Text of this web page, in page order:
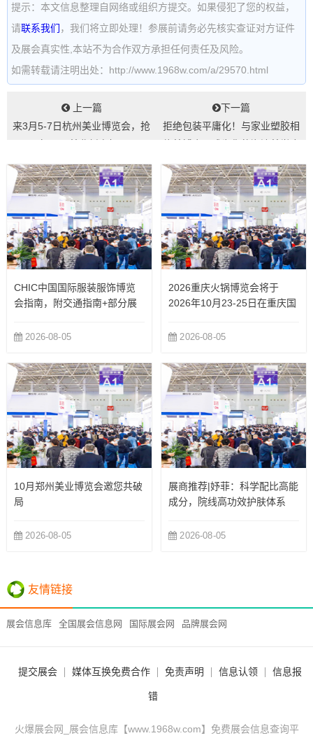
提示：本文信息整理自网络或组织方提交。如果侵犯了您的权益，
请联系我们 ，我们将立即处理！参展前请务必先核实查证对方证件
及展会真实性,本站不为合作双方承担任何责任及风险。
如需转载请注明出处：http://www.1968w.com/a/29570.html
上一篇
来3月5-7日杭州美业博览会，抢
下一篇
拒绝包装平庸化！与家业塑胶相
伙人~...
CHIC中国国际服装服饰博览
会指南，附交通指南+部分展
2026-08-05
2026重庆火锅博览会将于
2026年10月23-25日在重庆国
2026-08-05
10月郑州美业博览会邀您共破
局
2026-08-05
展商推荐|妤菲：科学配比高能
成分，院线高功效护肤体系
2026-08-05
友情链接
展会信息库 全国展会信息网 国际展会网 品牌展会网
提交展会 媒体互换免费合作 免责声明 信息认领 信息报
错
火爆展会网_展会信息库【www.1968w.com】免费展会信息查询平